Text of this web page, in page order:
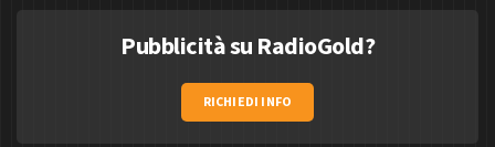
Pubblicità su RadioGold?
RICHIEDI INFO